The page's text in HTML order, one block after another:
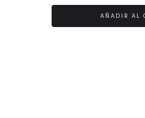
AÑADIR AL